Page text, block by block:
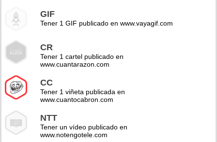
GIF
Tener 1 GIF publicado en www.vayagif.com
CR
Tener 1 cartel publicado en
www.cuantarazon.com
CC
Tener 1 viñeta publicada en
www.cuantocabron.com
NTT
Tener un vídeo publicado en
www.notengotele.com